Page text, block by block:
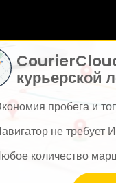
курьерской
пробега и
не требует
количество